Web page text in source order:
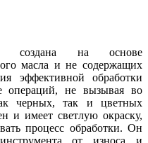
создана на основе
масла и не содержащих
эффективной обработки
операций, не вызывая во
черных, так и цветных
и имеет светлую окраску,
процесс обработки. Он